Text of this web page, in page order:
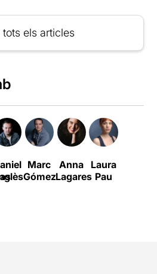
tots els articles
Marc
Gómez
Anna
Lagares
Laura
Pau